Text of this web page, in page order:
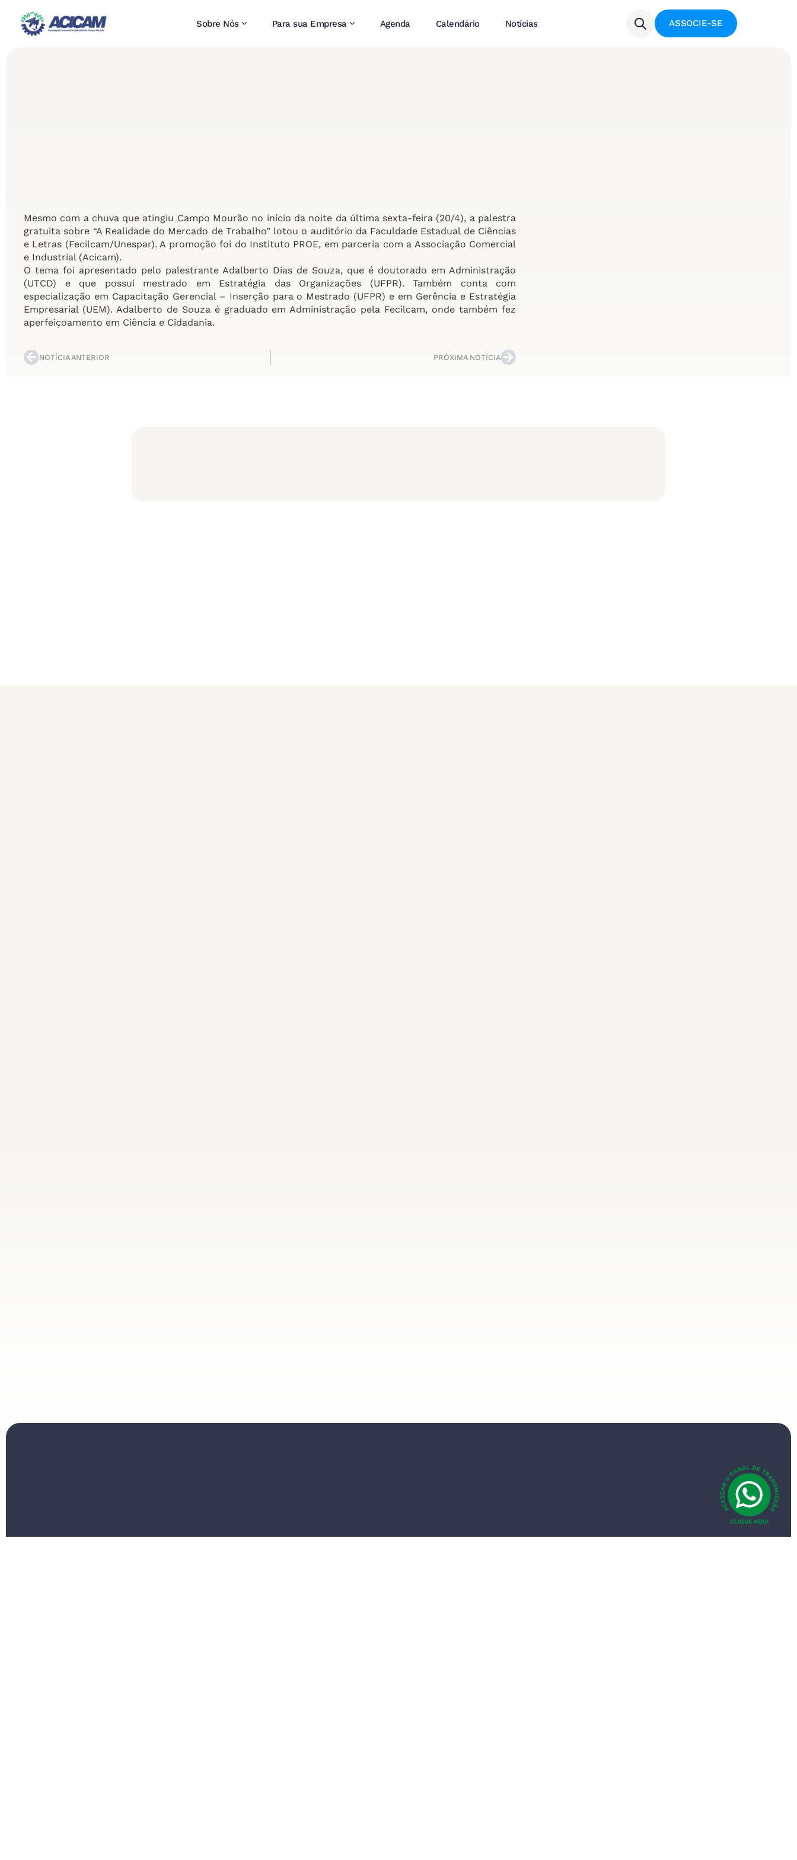
Sobre Nós Para sua Empresa Agenda Calendário Notícias ASSOCIE-SE
Mesmo com a chuva que atingiu Campo Mourão no início da noite da última sexta-feira (20/4), a palestra
gratuita sobre “A Realidade do Mercado de Trabalho” lotou o auditório da Faculdade Estadual de Ciências
e Letras (Fecilcam/Unespar). A promoção foi do Instituto PROE, em parceria com a Associação Comercial
e Industrial (Acicam).
O tema foi apresentado pelo palestrante Adalberto Dias de Souza, que é doutorado em Administração
(UTCD) e que possui mestrado em Estratégia das Organizações (UFPR). Também conta com
especialização em Capacitação Gerencial – Inserção para o Mestrado (UFPR) e em Gerência e Estratégia
Empresarial (UEM). Adalberto de Souza é graduado em Administração pela Fecilcam, onde também fez
aperfeiçoamento em Ciência e Cidadania.
NOTÍCIA ANTERIOR PRÓXIMA NOTÍCIA